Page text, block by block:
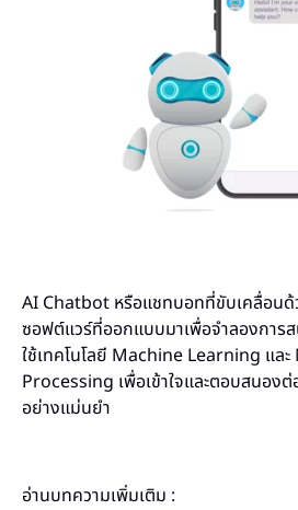
AI Chatbot หรือแชทบอทที่ขับเคลื่อน
ซอฟต์แวร์ที่ออกแบบมาเพื่อจำลองการ
ใช้เทคโนโลยี Machine Learning แล
Processing เพื่อเข้าใจและตอบสนอง
อย่างแม่นยำ
อ่านบทความเพิ่มเติม :